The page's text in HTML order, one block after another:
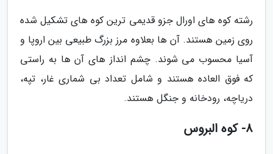
رشته کوه های اورال جزو قدیمی ترین کوه های تشکیل شده
روی زمین هستند. آن ها بعلاوه مرز بزرگ طبیعی بین اروپا و
آسیا محسوب می شوند. چشم انداز های آن ها به راستی
که فوق العاده هستند و شامل تعداد بی شماری غار، تپه،
دریاچه، رودخانه و جنگل هستند.
8- کوه البروس